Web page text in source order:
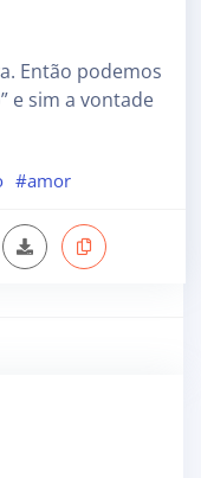
Então podemos
e sim a vontade
#amor